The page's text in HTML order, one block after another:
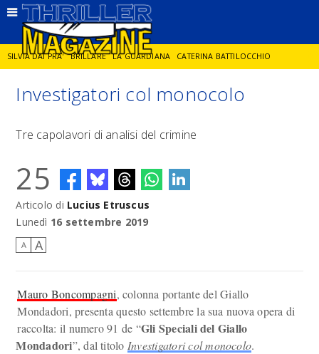
SILVIA DAI PRA' BRILLARE LA GUARDIANA CATERINA BATTILOCCHIO
JORGE DIAZ LA SPIA DELITTO IN CORNICE GIANCARLO DE CATALDO
Investigatori col monocolo
Tre capolavori di analisi del crimine
25
Articolo di Lucius Etruscus
Lunedì 16 settembre 2019
A A
Mauro Boncompagni, colonna portante del Giallo
Mondadori, presenta questo settembre la sua nuova opera di
raccolta: il numero 91 de “Gli Speciali del Giallo
Mondadori”, dal titolo Investigatori col monocolo.